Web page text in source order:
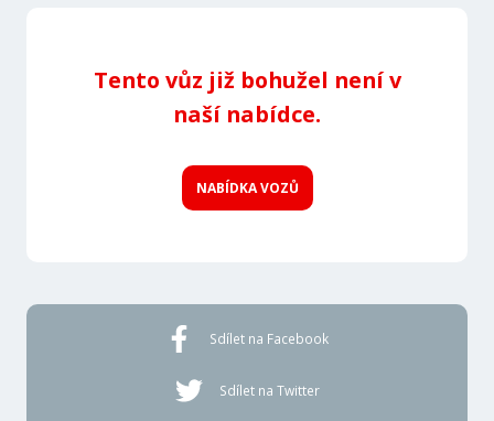
Tento vůz již bohužel není v
naší nabídce.
NABÍDKA VOZŮ
Sdílet na Facebook
Sdílet na Twitter